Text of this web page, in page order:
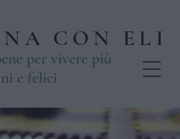
CON ELI
per vivere più
e felici